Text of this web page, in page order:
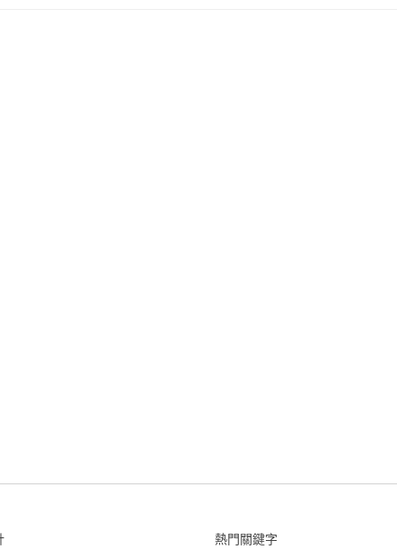
熱門關鍵字